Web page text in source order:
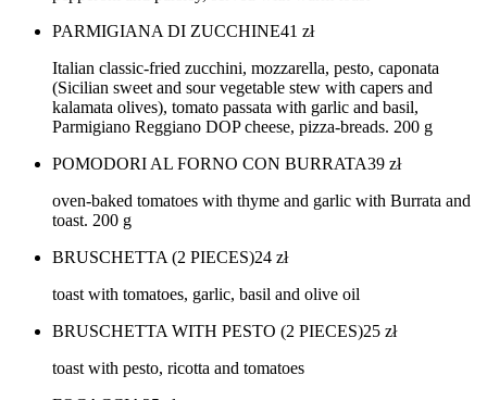
PARMIGIANA DI ZUCCHINE41 zł
Italian classic-fried zucchini, mozzarella, pesto, caponata
(Sicilian sweet and sour vegetable stew with capers and
kalamata olives), tomato passata with garlic and basil,
Parmigiano Reggiano DOP cheese, pizza-breads. 200 g
POMODORI AL FORNO CON BURRATA39 zł
oven-baked tomatoes with thyme and garlic with Burrata and
toast. 200 g
BRUSCHETTA (2 PIECES)24 zł
toast with tomatoes, garlic, basil and olive oil
BRUSCHETTA WITH PESTO (2 PIECES)25 zł
toast with pesto, ricotta and tomatoes